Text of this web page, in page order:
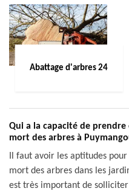
Abattage d'arbres 24
Qui a la capacité de prendre
mort des arbres à
Il faut avoir les aptitudes
mort des arbres dans les
est très important de